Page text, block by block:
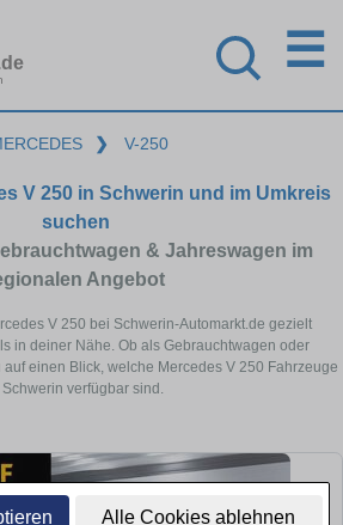
Alle Cookies ablehnen
☰
❯ V-250
V 250 in Schwerin und im Umkreis
suchen
& Jahreswagen im
Angebot
V 250 bei Schwerin-Automarkt.de gezielt
in deiner Nähe. Ob als Gebrauchtwagen oder
einen Blick, welche Mercedes V 250 Fahrzeuge
Schwerin verfügbar sind.